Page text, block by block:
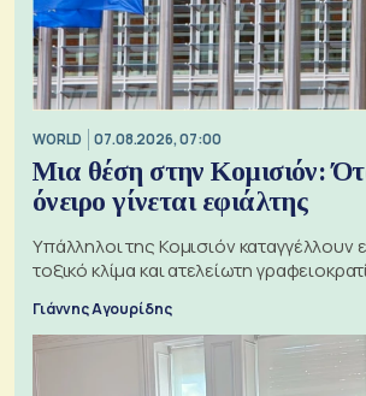
WORLD 07.08.2026, 07:00
Μια θέση στην Κομισιόν:
όνειρο γίνεται εφιάλτης
Υπάλληλοι της Κομισιόν
τοξικό κλίμα και ατελείωτη
Γιάννης Αγουρίδης